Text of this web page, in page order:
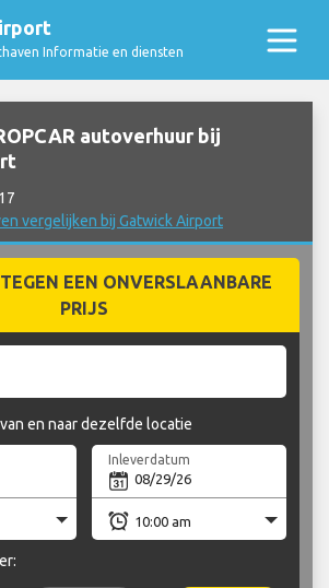
Informatie en diensten
autoverhuur bij
vergelijken bij Gatwick Airport
EEN ONVERSLAANBARE
PRIJS
en naar dezelfde locatie
Inleverdatum